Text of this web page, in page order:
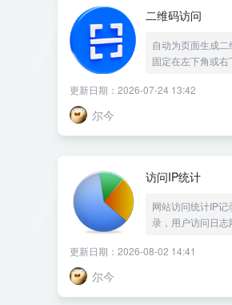
二维码访问
自动为页面生成二
固定在左下角或
更新日期：2026-07-24 13:42
尔今
访问IP统计
网站访问统计IP
录，用户访问日
计爬虫IP访问记
更新日期：2026-08-02 14:41
尔今